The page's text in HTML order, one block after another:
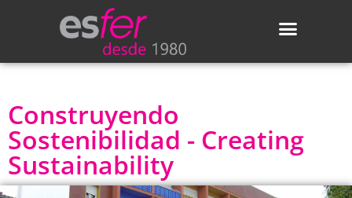
Construyendo
Sostenibilidad - Creating
Sustainability